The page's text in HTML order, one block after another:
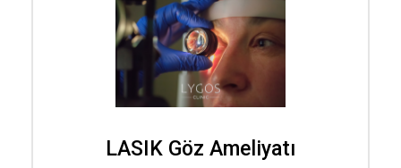
LASIK Göz Ameliyatı